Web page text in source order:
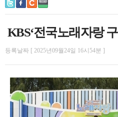
KBS‘전국노래자랑
등록날짜 [ 2025년09월24일 16시54분 ]